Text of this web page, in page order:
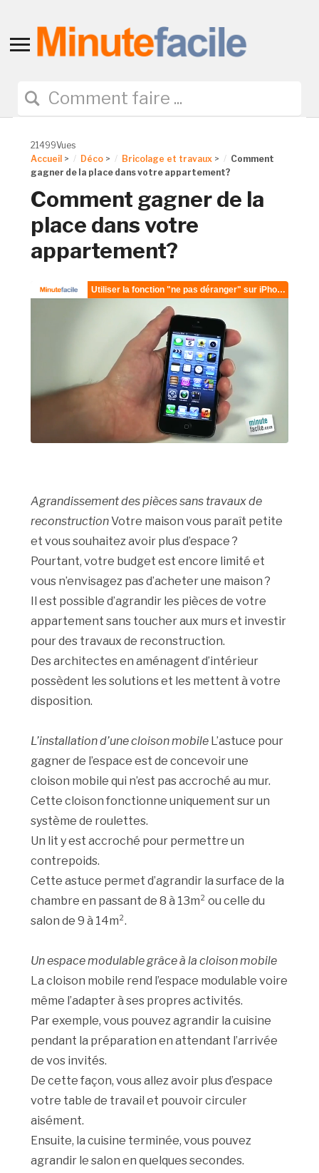
Toggle
navigation
21499Vues
Accueil > Déco > Bricolage et travaux >
Comment
gagner de la place dans votre appartement?
Comment gagner de la
place dans votre
appartement?
Agrandissement des pièces sans travaux de
reconstructionVotre maison vous paraît petite
et vous souhaitez avoir plus d’espace ?
Pourtant, votre budget est encore limité et
vous n’envisagez pas d’acheter une maison ?
Il est possible d’agrandir les pièces de votre
appartement sans toucher aux murs et investir
pour des travaux de reconstruction.
Des architectes en aménagent d’intérieur
possèdent les solutions et les mettent à votre
disposition.
L’installation d’une cloison mobile L’astuce pour
gagner de l’espace est de concevoir une
cloison mobile qui n’est pas accroché au mur.
Cette cloison fonctionne uniquement sur un
système de roulettes.
Un lit y est accroché pour permettre un
contrepoids.
Cette astuce permet d’agrandir la surface de la
chambre en passant de 8 à 13m² ou celle du
salon de 9 à 14m².
Un espace modulable grâce à la cloison mobile
La cloison mobile rend l’espace modulable voire
même l’adapter à ses propres activités.
Par exemple, vous pouvez agrandir la cuisine
pendant la préparation en attendant l’arrivée
de vos invités.
De cette façon, vous allez avoir plus d’espace
votre table de travail et pouvoir circuler
aisément.
Ensuite, la cuisine terminée, vous pouvez
agrandir le salon en quelques secondes.